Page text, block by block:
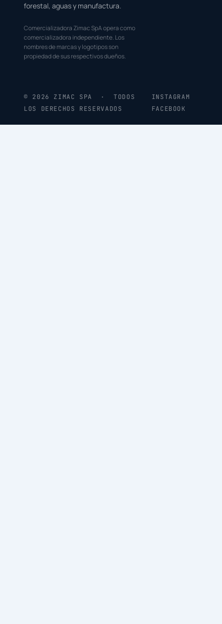
forestal, aguas y manufactura.
Comercializadora Zimac SpA opera como
comercializadora independiente. Los
nombres de marcas y logotipos son
propiedad de sus respectivos dueños.
© 2026 ZIMAC SPA · TODOS
LOS DERECHOS RESERVADOS
INSTAGRAM
FACEBOOK